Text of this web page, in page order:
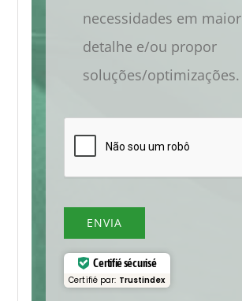
necessidades em maior
detalhe e/ou propor
soluções/optimizações.
ENVIA
Certifié sécurisé
Certifié par: Trustindex